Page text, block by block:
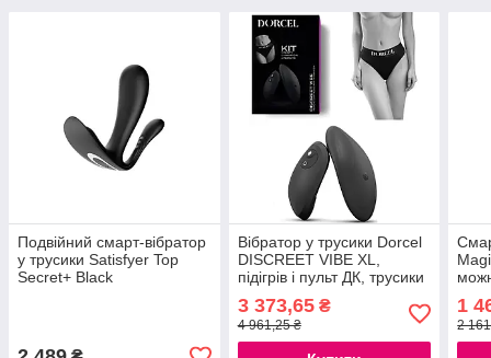
Подвійний смарт-вібратор
у трусики Satisfyer Top
Secret+ Black
Вібратор у трусики Dorcel
DISCREET VIBE XL,
підігрів і пульт ДК, трусики
777Store.com.ua
3 373,65₴
4 961,25 ₴
1
2